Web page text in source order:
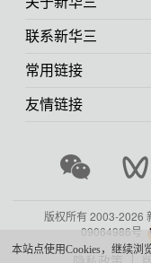
联系新华三
常用链接
友情链接
版权所有 2003-2026
09064986号
本站点使用Cookies，继续浏